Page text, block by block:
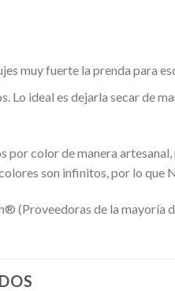
muy fuerte la prenda para
Lo ideal es dejarla secar de
color de manera
son infinitos, por lo que
(Proveedoras de la mayoría